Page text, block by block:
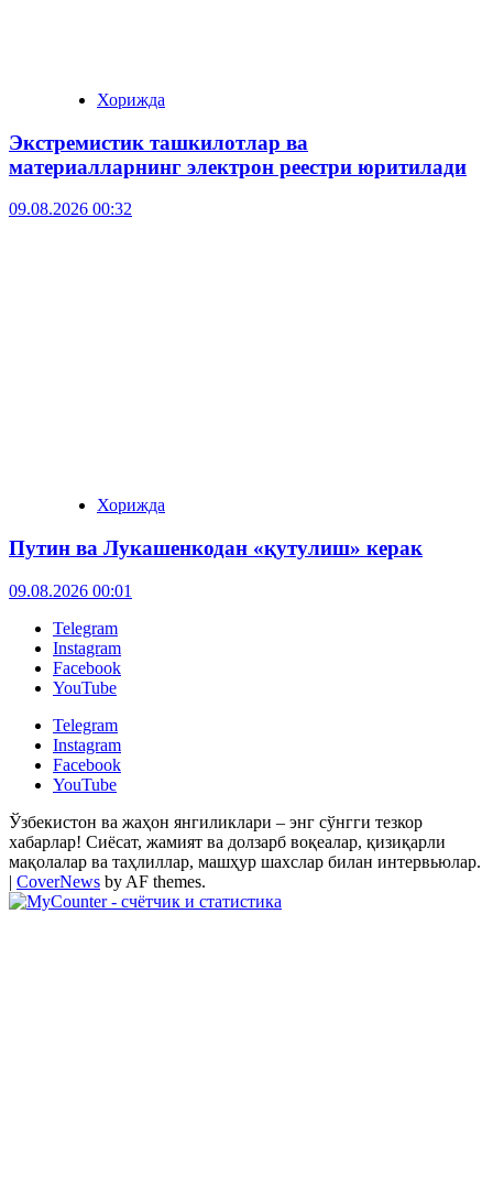
Хорижда
Экстремистик ташкилотлар ва
материалларнинг электрон реестри юритилади
09.08.2026 00:32
Хорижда
Путин ва Лукашенкодан «қутулиш» керак
09.08.2026 00:01
Telegram
Instagram
Facebook
YouTube
Telegram
Instagram
Facebook
YouTube
Ўзбекистон ва жаҳон янгиликлари – энг сўнгги тезкор
хабарлар! Сиёсат, жамият ва долзарб воқеалар, қизиқарли
мақолалар ва таҳлиллар, машҳур шахслар билан интервьюлар.
| CoverNews by AF themes.